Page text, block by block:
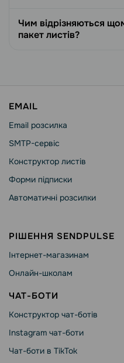
Чим відрізняються
пакет листів?
EMAIL
Email розсилка
SMTP-сервіс
Конструктор листів
Форми підписки
Автоматичні розсилки
РІШЕННЯ SENDPULSE
Інтернет-магазинам
Онлайн-школам
ЧАТ-БОТИ
Конструктор чат-ботів
Instagram чат-боти
Чат-боти в TikTok